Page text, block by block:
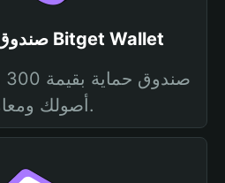
صندوق حماية محفظة Bitget Wallet
أصولك ومعاملاتك.